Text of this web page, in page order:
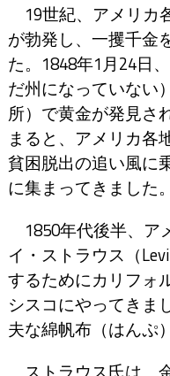
19世紀、アメリカ
が勃発し、一攫千金
た。1848年1月24日
だ州になっていない
所）で黄金が発見さ
まると、アメリカ各
貧困脱出の追い風に
に集まってきました。
1850年代後半、ア
イ・ストラウス（
するためにカリフォ
シスコにやってきま
夫な綿帆布（はんぷ